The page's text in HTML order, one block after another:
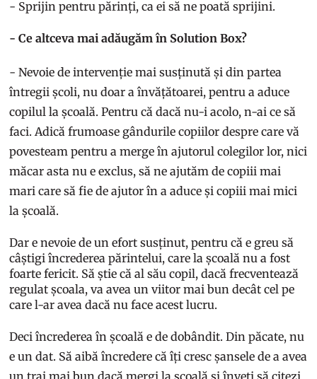
- Sprijin pentru părinți, ca ei să ne poată sprijini.
- Ce altceva mai adăugăm în Solution Box?
- Nevoie de intervenție mai susținută și din partea
întregii școli, nu doar a învățătoarei, pentru a aduce
copilul la școală. Pentru că dacă nu-i acolo, n-ai ce să
faci. Adică frumoase gândurile copiilor despre care vă
povesteam pentru a merge în ajutorul colegilor lor, nici
măcar asta nu e exclus, să ne ajutăm de copiii mai
mari care să fie de ajutor în a aduce și copiii mai mici
la școală.
Dar e nevoie de un efort susținut, pentru că e greu să
câștigi încrederea părintelui, care la școală nu a fost
foarte fericit. Să știe că al său copil, dacă frecventează
regulat școala, va avea un viitor mai bun decât cel pe
care l-ar avea dacă nu face acest lucru.
Deci încrederea în școală e de dobândit. Din păcate, nu
e un dat. Să aibă încredere că îți cresc șansele de a avea